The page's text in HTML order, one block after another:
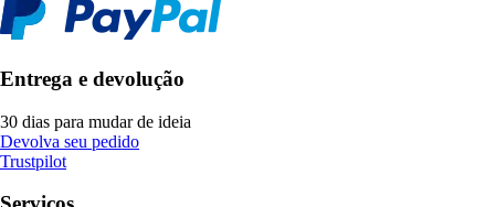
Entrega e devolução
30 dias para mudar de ideia
Devolva seu pedido
Trustpilot